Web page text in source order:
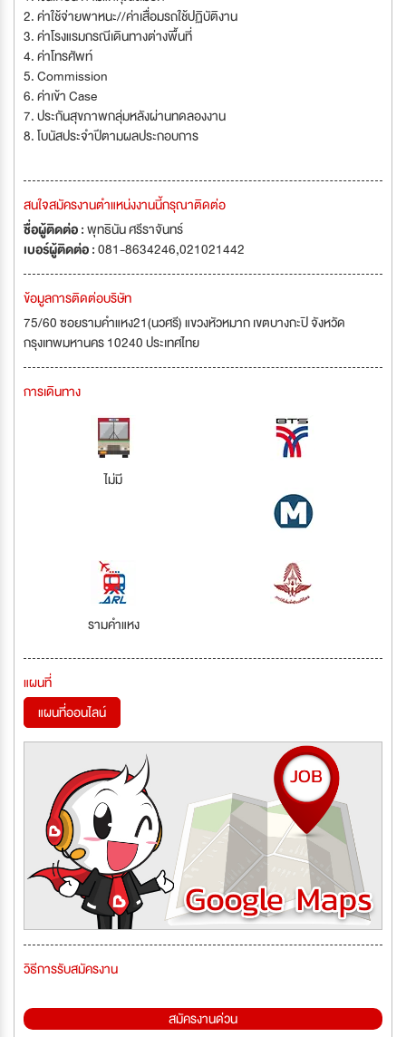
2. ค่าใช้จ่ายพาหนะ//ค่าเสื่อมรถใช้ปฏิบัติงาน
3. ค่าโรงแรมกรณีเดินทางต่างพื้นที่
4. ค่าโทรศัพท์
5. Commission
6. ค่าเข้า Case
7. ประกันสุขภาพกลุ่มหลังผ่านทดลองงาน
8. โบนัสประจำปีตามผลประกอบการ
สนใจสมัครงานตำแหน่งงานนี้กรุณาติดต่อ
ชื่อผู้ติดต่อ :พุทธินัน ศรีราจันทร์
เบอร์ผู้ติดต่อ :081-8634246,021021442
ข้อมูลการติดต่อบริษัท
75/60 ซอยรามคำแหง21(นวศรี) แขวงหัวหมาก เขตบางกะปิ จังหวัด
กรุงเทพมหานคร 10240 ประเทศไทย
การเดินทาง
ไม่มี
รามคำแหง
แผนที่
แผนที่ออนไลน์
วิธีการรับสมัครงาน
สมัครงานด่วน